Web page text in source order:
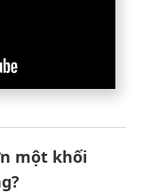
một khối